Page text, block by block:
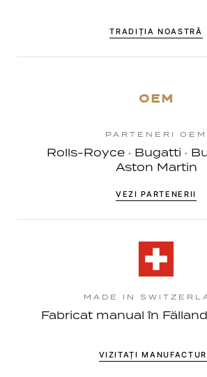
TRADIȚIA NOASTRĂ
OEM
PARTENERI OEM
Rolls-Royce · Bugatti ·
Aston Martin
VEZI PARTENERII
MADE IN
Fabricat manual în
VIZITAȚI